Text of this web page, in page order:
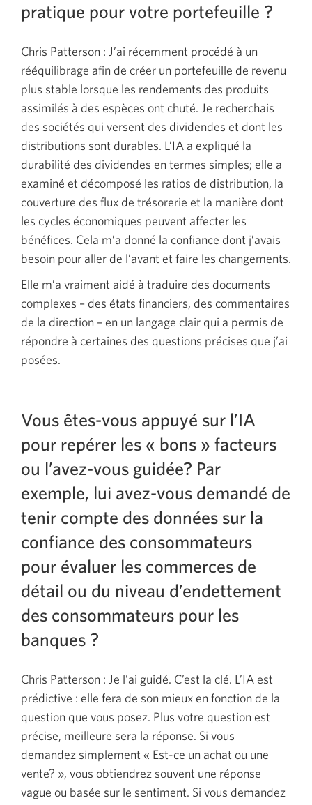
pratique pour votre portefeuille ?
Chris Patterson : J’ai récemment procédé à un
rééquilibrage afin de créer un portefeuille de revenu
plus stable lorsque les rendements des produits
assimilés à des espèces ont chuté. Je recherchais
des sociétés qui versent des dividendes et dont les
distributions sont durables. L’IA a expliqué la
durabilité des dividendes en termes simples; elle a
examiné et décomposé les ratios de distribution, la
couverture des flux de trésorerie et la manière dont
les cycles économiques peuvent affecter les
bénéfices. Cela m’a donné la confiance dont j’avais
besoin pour aller de l’avant et faire les changements.
Elle m’a vraiment aidé à traduire des documents
complexes – des états financiers, des commentaires
de la direction – en un langage clair qui a permis de
répondre à certaines des questions précises que j’ai
posées.
Vous êtes-vous appuyé sur l’IA
pour repérer les « bons » facteurs
ou l’avez-vous guidée? Par
exemple, lui avez-vous demandé de
tenir compte des données sur la
confiance des consommateurs
pour évaluer les commerces de
détail ou du niveau d’endettement
des consommateurs pour les
banques ?
Chris Patterson : Je l’ai guidé. C’est la clé. L’IA est
prédictive : elle fera de son mieux en fonction de la
question que vous posez. Plus votre question est
précise, meilleure sera la réponse. Si vous
demandez simplement « Est-ce un achat ou une
vente? », vous obtiendrez souvent une réponse
vague ou basée sur le sentiment. Si vous demandez